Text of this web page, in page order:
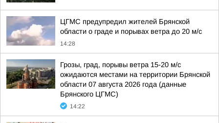
ЦГМС предупредил жителей Брянской
области о граде и порывах ветра до 20 м/с
14:28
Грозы, град, порывы ветра 15-20 м/с
ожидаются местами на территории Брянской
области 07 августа 2026 года (данные
Брянского ЦГМС)
14:22